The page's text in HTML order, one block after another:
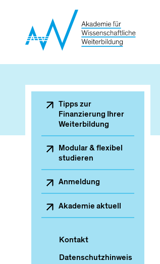
Sekundärnavigation
Tipps zur
Finanzierung Ihrer
Weiterbildung
Modular & flexibel
studieren
Anmeldung
Akademie aktuell
Kontakt
Datenschutzhinweis